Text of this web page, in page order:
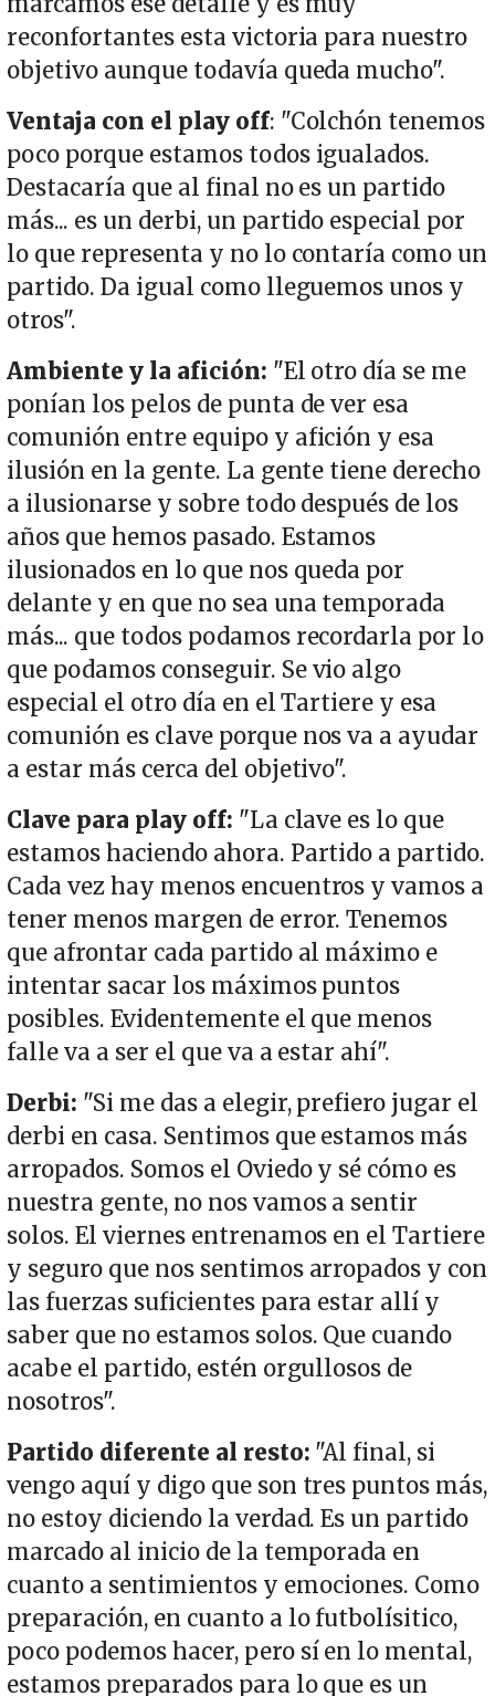
reconfortantes esta victoria para nuestro
objetivo aunque todavía queda mucho".
Ventaja con el play off: "Colchón tenemos
poco porque estamos todos igualados.
Destacaría que al final no es un partido
más... es un derbi, un partido especial por
lo que representa y no lo contaría como un
partido. Da igual como lleguemos unos y
otros".
Ambiente y la afición: "El otro día se me
ponían los pelos de punta de ver esa
comunión entre equipo y afición y esa
ilusión en la gente. La gente tiene derecho
a ilusionarse y sobre todo después de los
años que hemos pasado. Estamos
ilusionados en lo que nos queda por
delante y en que no sea una temporada
más... que todos podamos recordarla por lo
que podamos conseguir. Se vio algo
especial el otro día en el Tartiere y esa
comunión es clave porque nos va a ayudar
a estar más cerca del objetivo".
Clave para play off: "La clave es lo que
estamos haciendo ahora. Partido a partido.
Cada vez hay menos encuentros y vamos a
tener menos margen de error. Tenemos
que afrontar cada partido al máximo e
intentar sacar los máximos puntos
posibles. Evidentemente el que menos
falle va a ser el que va a estar ahí".
Derbi: "Si me das a elegir, prefiero jugar el
derbi en casa. Sentimos que estamos más
arropados. Somos el Oviedo y sé cómo es
nuestra gente, no nos vamos a sentir
solos. El viernes entrenamos en el Tartiere
y seguro que nos sentimos arropados y con
las fuerzas suficientes para estar allí y
saber que no estamos solos. Que cuando
acabe el partido, estén orgullosos de
nosotros".
Partido diferente al resto: "Al final, si
vengo aquí y digo que son tres puntos más,
no estoy diciendo la verdad. Es un partido
marcado al inicio de la temporada en
cuanto a sentimientos y emociones. Como
preparación, en cuanto a lo futbolísitico,
poco podemos hacer, pero sí en lo mental,
estamos preparados para lo que es un